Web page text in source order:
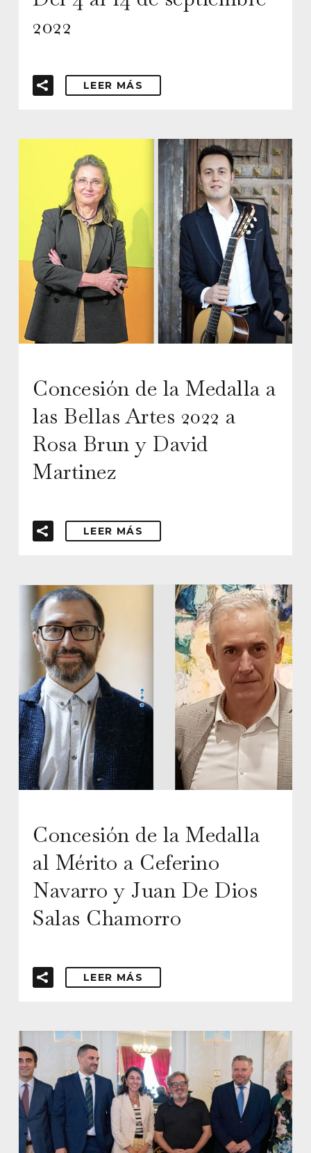
2022
LEER MÁS
Concesión de la Medalla a
las Bellas Artes 2022 a
Rosa Brun y David
Martinez
LEER MÁS
Concesión de la Medalla
al Mérito a Ceferino
Navarro y Juan De Dios
Salas Chamorro
LEER MÁS